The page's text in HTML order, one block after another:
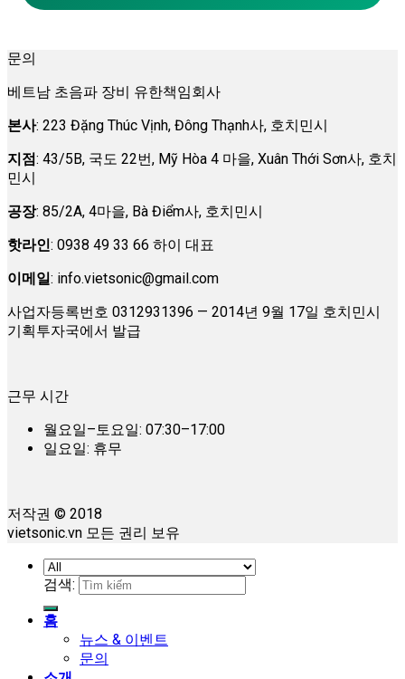
문의
베트남 초음파 장비 유한책임회사
본사: 223 Đặng Thúc Vịnh, Đông Thạnh사, 호치민시
지점: 43/5B, 국도 22번, Mỹ Hòa 4 마을, Xuân Thới Sơn사, 호치
민시
공장: 85/2A, 4마을, Bà Điểm사, 호치민시
핫라인: 0938 49 33 66 하이 대표
이메일: info.vietsonic@gmail.com
사업자등록번호 0312931396 — 2014년 9월 17일 호치민시
기획투자국에서 발급
근무 시간
월요일–토요일: 07:30–17:00
일요일: 휴무
저작권 © 2018
vietsonic.vn 모든 권리 보유
검색:
홈
뉴스 & 이벤트
문의